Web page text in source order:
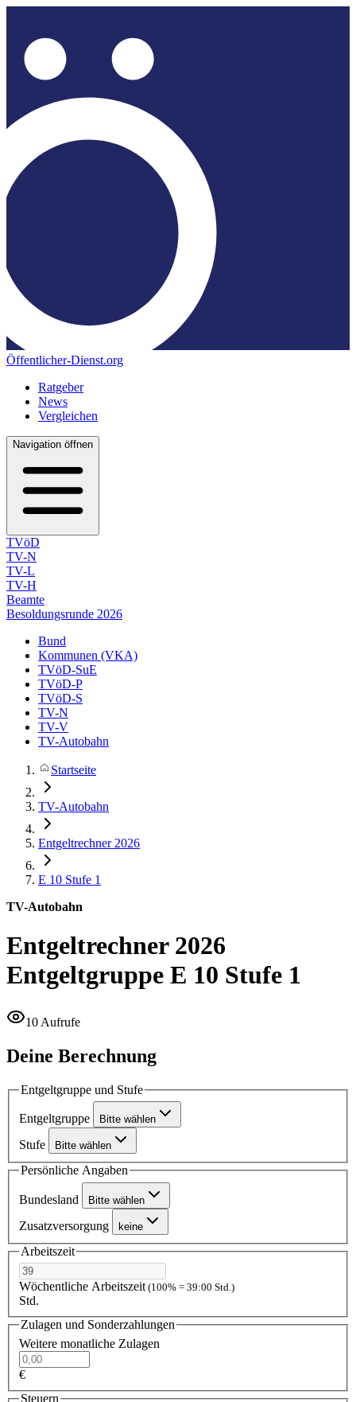
Öffentlicher-Dienst.org
Ratgeber
News
Vergleichen
Navigation öffnen
TVöD
TV-N
TV-L
TV-H
Beamte
Besoldungsrunde 2026
Bund
Kommunen (VKA)
TVöD-SuE
TVöD-P
TVöD-S
TV-N
TV-V
TV-Autobahn
Startseite
TV-Autobahn
Entgeltrechner 2026
E 10 Stufe 1
TV-Autobahn
Entgeltrechner 2026
Entgeltgruppe E 10 Stufe 1
10 Aufrufe
Deine Berechnung
Entgeltgruppe und Stufe
Entgeltgruppe Bitte wählen
Stufe Bitte wählen
Persönliche Angaben
Bundesland Bitte wählen
Zusatzversorgung keine
Arbeitszeit
Wöchentliche Arbeitszeit(100% = 39:00 Std.)
Std.
Zulagen und Sonderzahlungen
Weitere monatliche Zulagen
€
Steuern